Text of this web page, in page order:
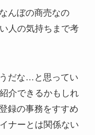
んぼの商売なの
人の気持ちまで考
だな…と思ってい
介できるかもしれ
録の事務をすすめ
ナーとは関係ない